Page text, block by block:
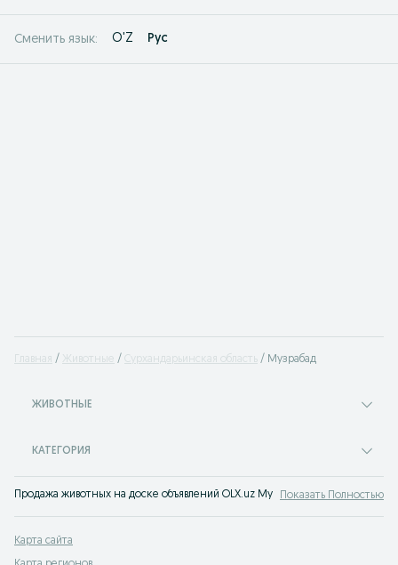
Сменить язык: O'Z Рус
Главная Животные Сурхандарьинская область Музрабад
ЖИВОТНЫЕ
КАТЕГОРИЯ
Продажа животных на доске объявлений OLX.uz Музрабад. Заведи себе
Показать Полностью
Карта сайта